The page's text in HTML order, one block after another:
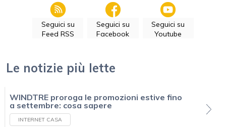
Seguici su
Feed RSS
Seguici su
Facebook
Seguici su
Youtube
Le notizie più lette
WINDTRE proroga le promozioni estive fino
a settembre: cosa sapere
INTERNET CASA